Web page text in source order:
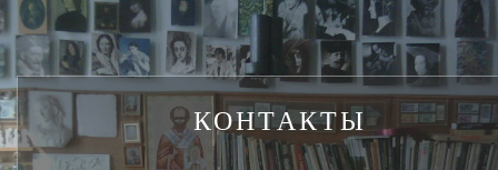
КОНТАКТЫ